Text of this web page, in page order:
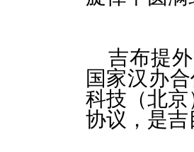
吉布提
国家汉办
科技（北京
协议，是